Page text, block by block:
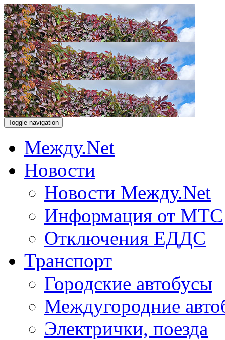
Toggle navigation
Между.Net
Новости
Новости Между.Net
Информация от МТС
Отключения ЕДДС
Транспорт
Городские автобусы
Междугородние
Электрички, поезда